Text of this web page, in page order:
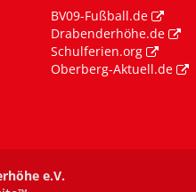
BV09-Fußball.de
Drabenderhöhe.de
Schulferien.org
Oberberg-Aktuell.de
e.V.